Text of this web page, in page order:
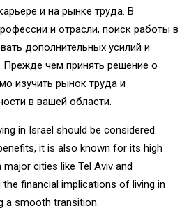
и на рынке труда. В
и отрасли, поиск работы в
дополнительных усилий и
Прежде чем принять решение о
изучить рынок труда и
в вашей области.
in Israel should be considered.
it is also known for its high
cities like Tel Aviv and
financial implications of living in
a smooth transition.